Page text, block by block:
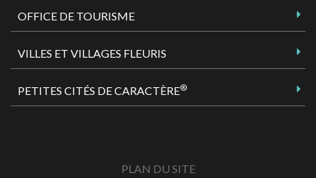
OFFICE DE TOURISME
VILLES ET VILLAGES FLEURIS
PETITES CITÉS DE CARACTÈRE®
PLAN DU SITE